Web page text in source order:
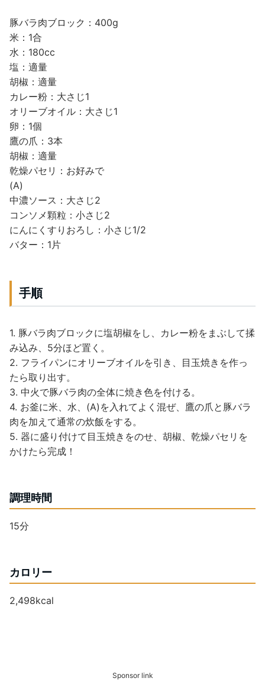
豚バラ肉ブロック：400g
米：1合
水：180cc
塩：適量
胡椒：適量
カレー粉：大さじ1
オリーブオイル：大さじ1
卵：1個
鷹の爪：3本
胡椒：適量
乾燥パセリ：お好みで
(A)
中濃ソース：大さじ2
コンソメ顆粒：小さじ2
にんにくすりおろし：小さじ1/2
バター：1片
手順
1. 豚バラ肉ブロックに塩胡椒をし、カレー粉をまぶして揉
み込み、5分ほど置く。
2. フライパンにオリーブオイルを引き、目玉焼きを作っ
たら取り出す。
3. 中火で豚バラ肉の全体に焼き色を付ける。
4. お釜に米、水、(A)を入れてよく混ぜ、鷹の爪と豚バラ
肉を加えて通常の炊飯をする。
5. 器に盛り付けて目玉焼きをのせ、胡椒、乾燥パセリを
かけたら完成！
調理時間
15分
カロリー
2,498kcal
Sponsor link